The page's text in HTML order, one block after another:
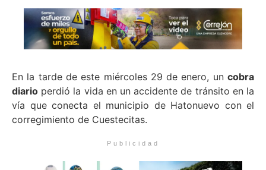
En la tarde de este miércoles 29 de enero, un cobra
diario perdió la vida en un accidente de tránsito en la
vía que conecta el municipio de Hatonuevo con el
corregimiento de Cuestecitas.
Publicidad